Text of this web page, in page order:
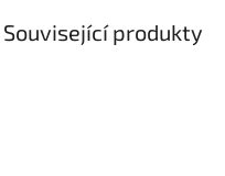
Související produkty